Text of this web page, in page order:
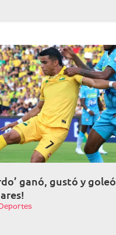
ganó, gustó y goleó
Deportes